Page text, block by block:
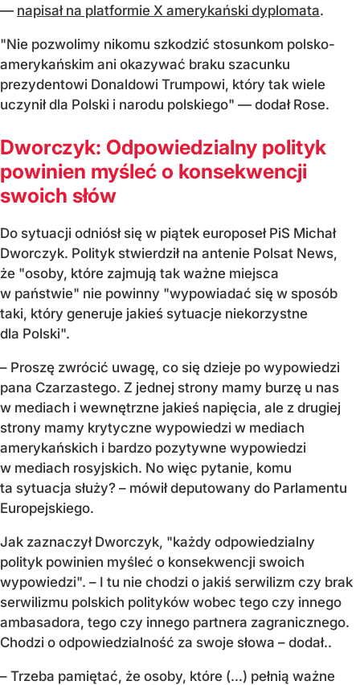
— napisał na platformie X amerykański dyplomata.
"Nie pozwolimy nikomu szkodzić stosunkom polsko-
amerykańskim ani okazywać braku szacunku
prezydentowi Donaldowi Trumpowi, który tak wiele
uczynił dla Polski i narodu polskiego" — dodał Rose.
Dworczyk: Odpowiedzialny polityk
powinien myśleć o konsekwencji
swoich słów
Do sytuacji odniósł się w piątek europoseł PiS Michał
Dworczyk. Polityk stwierdził na antenie Polsat News,
że "osoby, które zajmują tak ważne miejsca
w państwie" nie powinny "wypowiadać się w sposób
taki, który generuje jakieś sytuacje niekorzystne
dla Polski".
– Proszę zwrócić uwagę, co się dzieje po wypowiedzi
pana Czarzastego. Z jednej strony mamy burzę u nas
w mediach i wewnętrzne jakieś napięcia, ale z drugiej
strony mamy krytyczne wypowiedzi w mediach
amerykańskich i bardzo pozytywne wypowiedzi
w mediach rosyjskich. No więc pytanie, komu
ta sytuacja służy? – mówił deputowany do Parlamentu
Europejskiego.
Jak zaznaczył Dworczyk, "każdy odpowiedzialny
polityk powinien myśleć o konsekwencji swoich
wypowiedzi". – I tu nie chodzi o jakiś serwilizm czy brak
serwilizmu polskich polityków wobec tego czy innego
ambasadora, tego czy innego partnera zagranicznego.
Chodzi o odpowiedzialność za swoje słowa – dodał..
– Trzeba pamiętać, że osoby, które (…) pełnią ważne